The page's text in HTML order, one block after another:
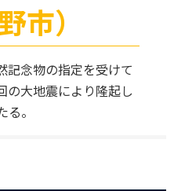
市）
記念物の指定を受けて
の大地震により隆起し
。